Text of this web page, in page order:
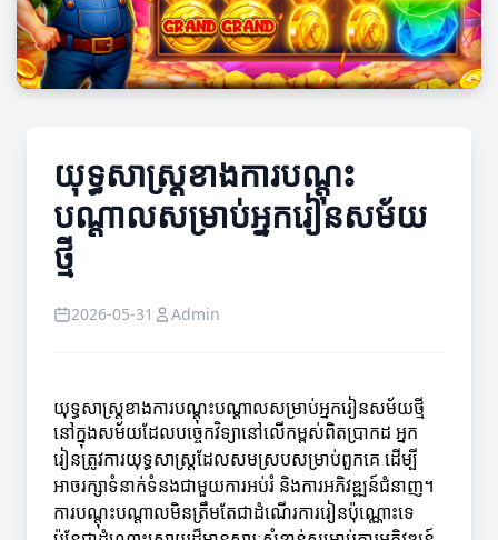
យុទ្ធសាស្ត្រខាងការបណ្តុះ
បណ្តាលសម្រាប់អ្នករៀនសម័យ
ថ្មី
2026-05-31 Admin
យុទ្ធសាស្ត្រខាងការបណ្តុះបណ្តាលសម្រាប់អ្នករៀនសម័យថ្មី
នៅក្នុងសម័យដែលបច្ចេកវិទ្យានៅលើកម្ពស់ពិតប្រាកដ អ្នក
រៀនត្រូវការយុទ្ធសាស្ត្រដែលសមស្របសម្រាប់ពួកគេ ដើម្បី
អាចរក្សាទំនាក់ទំនងជាមួយការអប់រំ និងការអភិវឌ្ឍន៍ជំនាញ។
ការបណ្តុះបណ្តាលមិនត្រឹមតែជាដំណើរការរៀនប៉ុណ្ណោះទេ